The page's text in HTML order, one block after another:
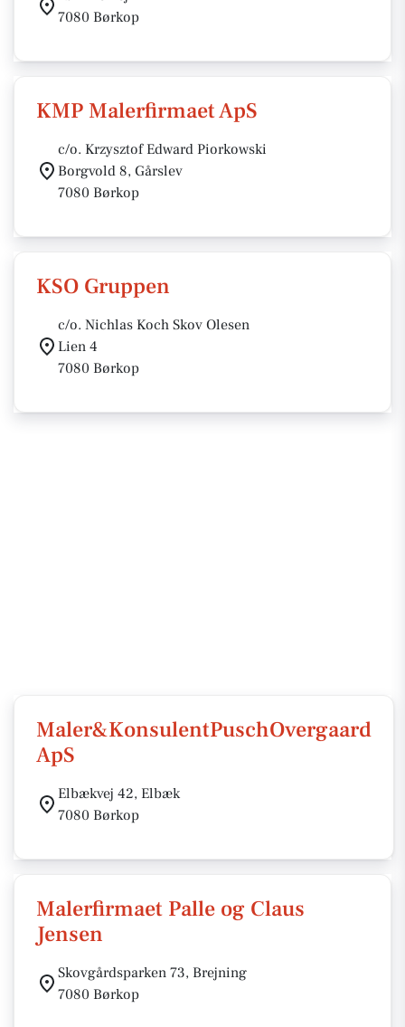
7080 Børkop
KMP Malerfirmaet ApS
c/o. Krzysztof Edward Piorkowski
Borgvold 8, Gårslev
7080 Børkop
KSO Gruppen
c/o. Nichlas Koch Skov Olesen
Lien 4
7080 Børkop
Maler&KonsulentPuschOvergaard
ApS
Elbækvej 42, Elbæk
7080 Børkop
Malerfirmaet Palle og Claus
Jensen
Skovgårdsparken 73, Brejning
7080 Børkop